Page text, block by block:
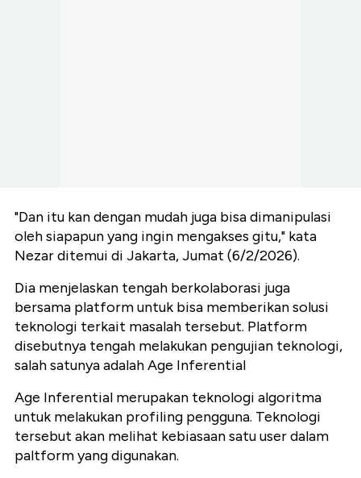
"Dan itu kan dengan mudah juga bisa dimanipulasi
oleh siapapun yang ingin mengakses gitu," kata
Nezar ditemui di Jakarta, Jumat (6/2/2026).
Dia menjelaskan tengah berkolaborasi juga
bersama platform untuk bisa memberikan solusi
teknologi terkait masalah tersebut. Platform
disebutnya tengah melakukan pengujian teknologi,
salah satunya adalah Age Inferential
Age Inferential merupakan teknologi algoritma
untuk melakukan profiling pengguna. Teknologi
tersebut akan melihat kebiasaan satu user dalam
paltform yang digunakan.